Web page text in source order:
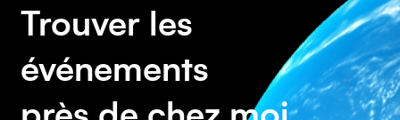
Trouver les
événements